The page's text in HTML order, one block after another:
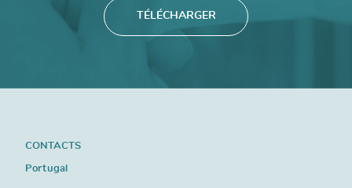
TÉLÉCHARGER
CONTACTS
Portugal